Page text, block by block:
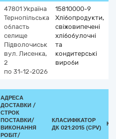
47801 Україна
Тернопільська
область
селище
Підволочиськ
вул. Лисенка,
2
по 31-12-2026
15810000-9
Хлібопродукти,
свіжовипечені
хлібобулочні
та
кондитерські
вироби
АДРЕСА
ДОСТАВКИ /
СТРОК
ПОСТАВКИ/
ВИКОНАННЯ
РОБІТ/
КЛАСИФІКАТОР
ДК 021:2015 (CPV)